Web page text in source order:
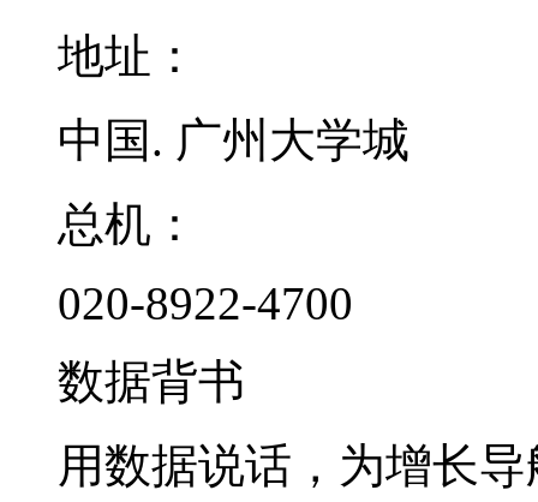
地址：
中国. 广州大学城
总机：
020-8922-4700
数据背书
用数据说话，为增长导